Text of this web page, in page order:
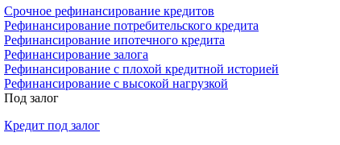
Срочное рефинансирование кредитов
Рефинансирование потребительского кредита
Рефинансирование ипотечного кредита
Рефинансирование залога
Рефинансирование с плохой кредитной историей
Рефинансирование с высокой нагрузкой
Под залог
Кредит под залог